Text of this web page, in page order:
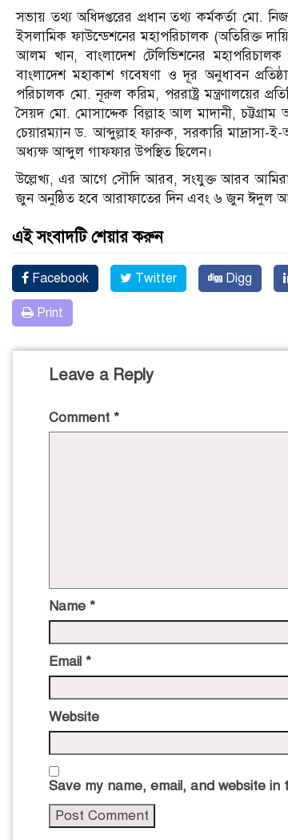
সভায় তথ্য অধিদপ্তরের প্রধান তথ্য কর্মকর্তা মো.
ইসলামিক ফাউন্ডেশনের মহাপরিচালক (অতিরিক্ত
আলম খান, বাংলাদেশ টেলিভিশনের
বাংলাদেশ মহাকাশ গবেষণা ও দূর অনুধাবন
পরিচালক মো. নূরুল করিম, পররাষ্ট্র মন্ত্রণালয়ের
সৈয়দ মো. মোসাদ্দেক বিল্লাহ আল মাদানী, চট্টগ্রাম
চেয়ারম্যান ড. আব্দুল্লাহ ফারুক, সরকারি
অধ্যক্ষ আব্দুল গাফফার উপস্থিত ছিলেন।
উল্লেখ্য, এর আগে সৌদি আরব, সংযুক্ত আরব
জুন অনুষ্ঠিত হবে আরাফাতের দিন এবং ৬ জুন ঈদুল
এই সংবাদটি শেয়ার করুন
Facebook Twitter Digg
Print
Leave a Reply
Comment *
Name *
Email *
Website
Save my name, email, and website